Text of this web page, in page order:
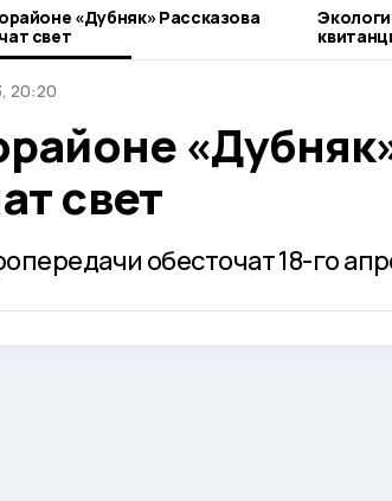
«Дубняк» Рассказова
свет
20:20
свет
обесточат 18-го